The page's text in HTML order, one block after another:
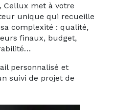
Cellux met à votre
unique qui recueille
complexité : qualité,
finaux, budget,
personnalisé et
suivi de projet de